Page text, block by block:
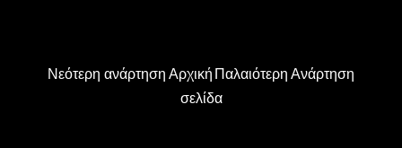
Νεότερη ανάρτηση Παλαιότερη Ανάρτηση
Αρχική
σελίδα